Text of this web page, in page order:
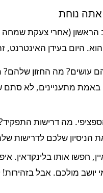
נוחת
הראשון (אחרי צעקת
היום בעידן האינטרנט,
עושים? מה החזון
מתעניינים, לא סתם
מה דרישות
הניסיון שלכם לדרישות
חפשו אותו בלינקדאין.
יושב מולכם. אבל